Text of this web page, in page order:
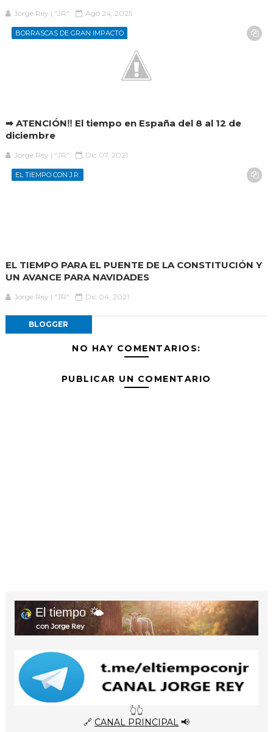
Jorge Rey | "JR" Ago 24, 2025
BORRASCAS DE GRAN IMPACTO
➡ ATENCIÓN‼ El tiempo en España del 8 al 12 de
diciembre
Jorge Rey | "JR" Dic 07, 2021
EL TIEMPO CON J.R.
EL TIEMPO PARA EL PUENTE DE LA CONSTITUCIÓN Y
UN AVANCE PARA NAVIDADES
Jorge Rey | "JR" Dic 04, 2021
BLOGGER
NO HAY COMENTARIOS:
PUBLICAR UN COMENTARIO
El tiempo 🌤️
con Jorge Rey
👆👆
🔗 CANAL PRINCIPAL📢